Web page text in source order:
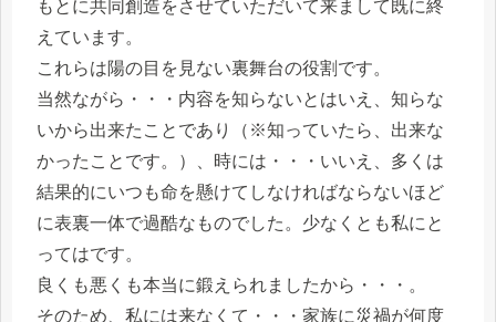
もとに共同創造をさせていただいて来まして既に終
えています。
これらは陽の目を見ない裏舞台の役割です。
当然ながら・・・内容を知らないとはいえ、知らな
いから出来たことであり（※知っていたら、出来な
かったことです。）、時には・・・いいえ、多くは
結果的にいつも命を懸けてしなければならないほど
に表裏一体で過酷なものでした。少なくとも私にと
ってはです。
良くも悪くも本当に鍛えられましたから・・・。
そのため、私には来なくて・・・家族に災禍が何度